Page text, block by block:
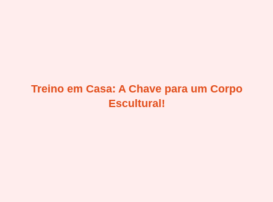
Treino em Casa: A Chave para um Corpo
Escultural!